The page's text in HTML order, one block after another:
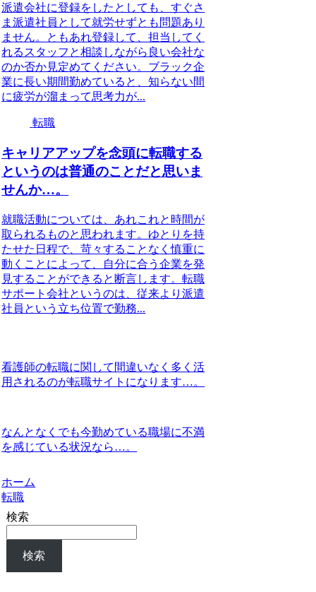
派遣会社に登録をしたとしても、すぐさ
ま派遣社員として就労せずとも問題あり
ません。ともあれ登録して、担当してく
れるスタッフと相談しながら良い会社な
のか否か見定めてください。ブラック企
業に長い期間勤めていると、知らない間
に疲労が溜まって思考力が...
転職
キャリアアップを念頭に転職する
というのは普通のことだと思いま
せんか…。
就職活動については、あれこれと時間が
取られるものと思われます。ゆとりを持
たせた日程で、苛々することなく慎重に
動くことによって、自分に合う企業を発
見することができると断言します。転職
サポート会社というのは、従来より派遣
社員という立ち位置で勤務...
看護師の転職に関して間違いなく多く活
用されるのが転職サイトになります…。
なんとなくでも今勤めている職場に不満
を感じている状況なら…。
ホーム
転職
検索
検索